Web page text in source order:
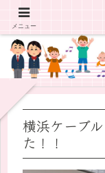
横浜ケーブ
た！！
メニュー